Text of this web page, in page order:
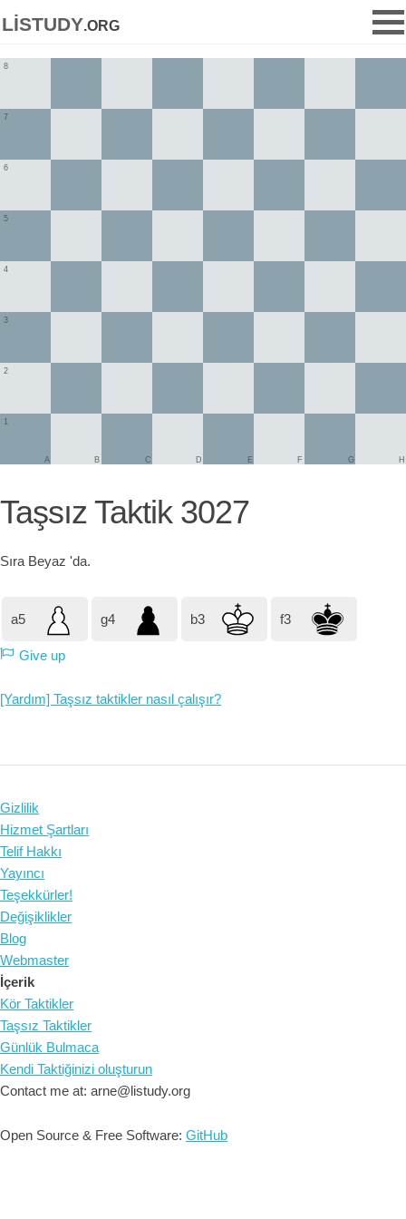
listudy.org
1
2
3
4
5
6
7
8
A B C D E F G H
Taşsız Taktik 3027
Sıra Beyaz 'da.
a5 g4 b3 f3
Give up
[Yardım] Taşsız taktikler nasıl çalışır?
Gizlilik
Hizmet Şartları
Telif Hakkı
Yayıncı
Teşekkürler!
Değişiklikler
Blog
Webmaster
İçerik
Kör Taktikler
Taşsız Taktikler
Günlük Bulmaca
Kendi Taktiğinizi oluşturun
Contact me at: arne@listudy.org
Open Source & Free Software: GitHub